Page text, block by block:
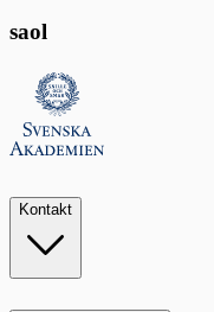
saol
Kontakt